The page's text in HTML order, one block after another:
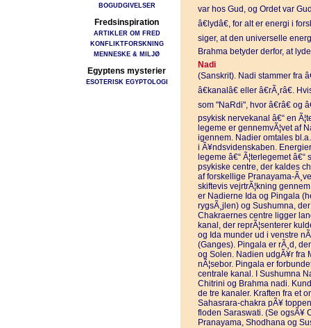
BOGUDGIVELSER
Fredsinspiration
ARTIKLER OM FRED
KONFLIKTFORSKNING
MENNESKE & MILJØ
Egyptens mysterier
ESOTERISK EGYPTOLOGI
var hos Gud, og Ordet var
â€lydâ€, for alt er energi i
siger, at den universelle
Brahma betyder derfor, at
Nadi
(Sanskrit). Nadi stammer fra
â€kanalâ€ eller â€rÃ¸râ€.
som "NaRdi", hvor â€râ€ og
psykisk nervekanal â€“ en
legeme er gennemvÃ¦vet af
igennem. Nadier omtales
i Ã¥ndsvidenskaben.
legeme â€“ Ã¦terlegemet
psykiske centre, der kaldes
af forskellige Pranayama-
skiftevis vejrtrÃ¦kning
er Nadierne Ida og Pingala
rygsÃ¸jlen) og Sushumna,
Chakraernes centre ligger
kanal, der reprÃ¦senterer
og Ida munder ud i venstre
(Ganges). Pingala er rÃ¸d,
og Solen. Nadien udgÃ¥r fra
nÃ¦sebor. Pingala er
centrale kanal. I Sushumna
Chitrini og Brahma nadi.
de tre kanaler. Kraften fra et
Sahasrara-chakra pÃ¥
floden Saraswati. (Se ogsÃ¥
Pranayama, Shodhana og